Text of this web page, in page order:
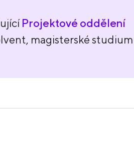
Projektové oddělení
magisterské studium